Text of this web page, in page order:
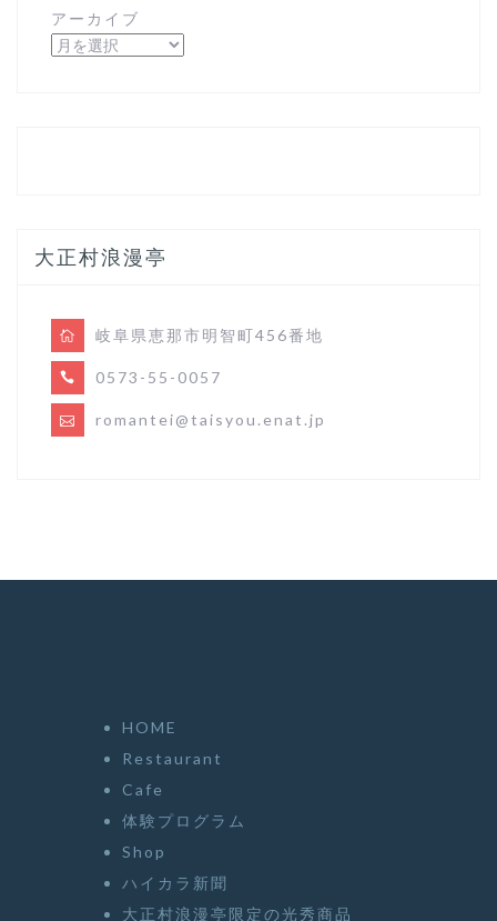
アーカイブ
大正村浪漫亭
岐阜県恵那市明智町456番地
0573-55-0057
romantei@taisyou.enat.jp
HOME
Restaurant
Cafe
体験プログラム
Shop
ハイカラ新聞
大正村浪漫亭限定の光秀商品